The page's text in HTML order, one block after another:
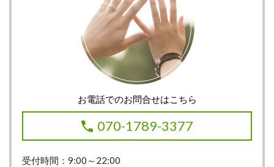
お電話でのお問合せはこちら
070-1789-3377
受付時間：9:00～22:00